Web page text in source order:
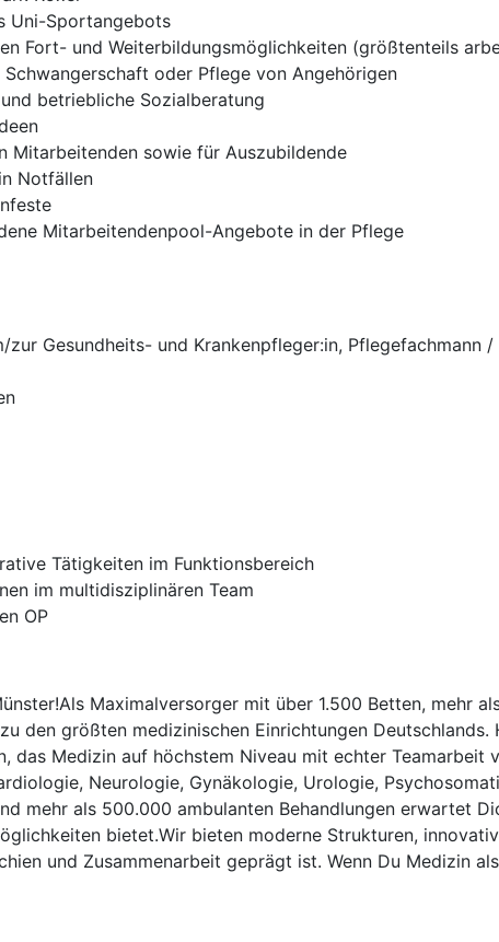
Uni-Sportangebots
Fort- und Weiterbildungsmöglichkeiten (größtenteils
oder Pflege von Angehörigen
betriebliche Sozialberatung
Mitarbeitenden sowie für Auszubildende
Notfällen
Mitarbeitendenpool-Angebote in der Pflege
Gesundheits- und Krankenpfleger:in, Pflegefachmann
Tätigkeiten im Funktionsbereich
im multidisziplinären Team
OP
Maximalversorger mit über 1.500 Betten, mehr
den größten medizinischen Einrichtungen
das Medizin auf höchstem Niveau mit echter Teamarbeit
Neurologie, Gynäkologie, Urologie,
mehr als 500.000 ambulanten Behandlungen erwartet
bietet.Wir bieten moderne Strukturen,
und Zusammenarbeit geprägt ist. Wenn Du Medizin